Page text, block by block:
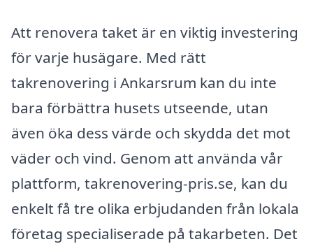
Att renovera taket är en viktig investering
för varje husägare. Med rätt
takrenovering i Ankarsrum kan du inte
bara förbättra husets utseende, utan
även öka dess värde och skydda det mot
väder och vind. Genom att använda vår
plattform, takrenovering-pris.se, kan du
enkelt få tre olika erbjudanden från lokala
företag specialiserade på takarbeten. Det